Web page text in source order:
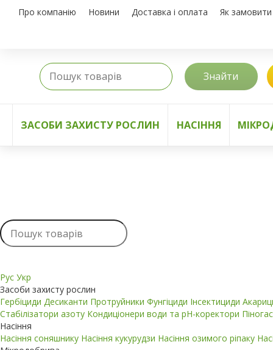
Про компанію Новини Доставка і оплата Як замовити
Знайти
ЗАСОБИ ЗАХИСТУ РОСЛИН НАСІННЯ
Рус Укр
Засоби захисту рослин
Гербіциди Десиканти Протруйники Фунгіциди Інсектициди
Стабілізатори азоту Кондиціонери води та pH-коректори
Насіння
Насіння соняшнику Насіння кукурудзи Насіння озимого ріпаку